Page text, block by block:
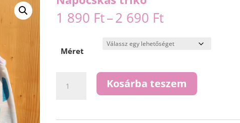
1 890 Ft–2 690 FtÁrtartomány:
1
890 Ft
-
690 Ft
Méret
trikó
Kosárba teszem